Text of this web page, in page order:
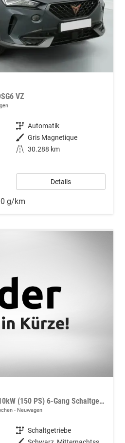
VZ
Getriebe Automatik
Außenfarbe Gris Magnetique
Kilometerstand 30.288 km
Details
g/km
Basis (Basis) 1.5 TSI 110kW (150 PS) 6-Gang Schaltgetriebe
Neuwagen
Getriebe Schaltgetriebe